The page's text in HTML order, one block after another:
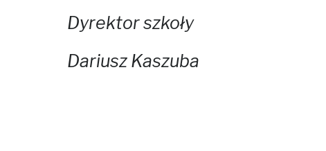
Dyrektor szkoły
Dariusz Kaszuba